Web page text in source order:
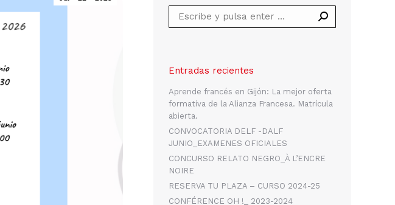
Entradas recientes
Aprende francés en Gijón: La mejor oferta
formativa de la Alianza Francesa. Matrícula
abierta.
CONVOCATORIA DELF -DALF
JUNIO_EXAMENES OFICIALES
CONCURSO RELATO NEGRO_À L’ENCRE
NOIRE
RESERVA TU PLAZA – CURSO 2024-25
CONFÉRENCE OH !_ 2023-2024